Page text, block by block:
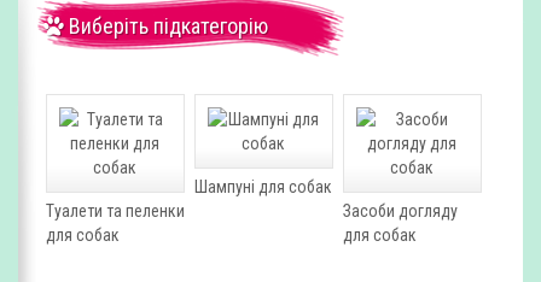
Виберіть підкатегорію
Туалети та пеленки
для собак
Шампуні для собак
Засоби догляду
для собак